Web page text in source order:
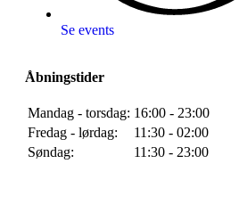
Se events
Åbningstider
Mandag - torsdag: 16:00 - 23:00
Fredag - lørdag:
11:30 - 02:00
Søndag:
11:30 - 23:00